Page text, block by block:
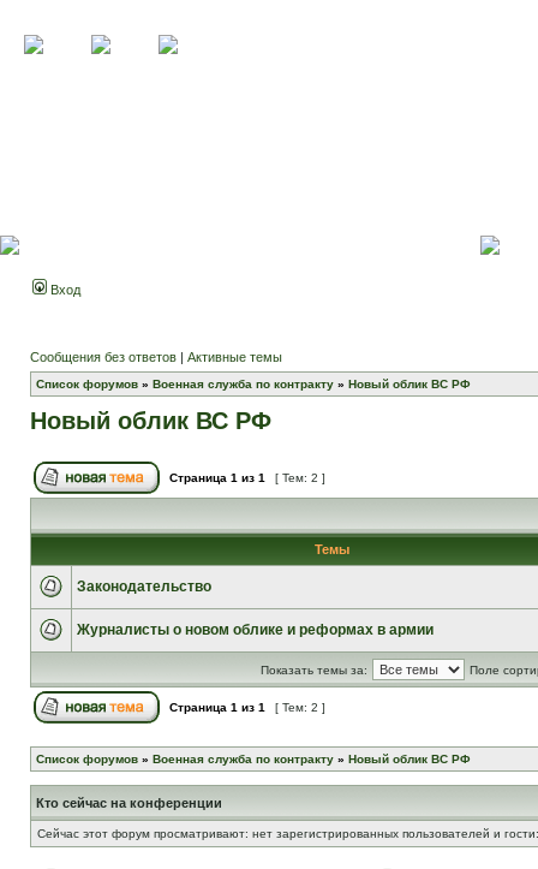
Вход
Сообщения без ответов | Активные темы
Список форумов » Военная служба по контракту » Новый облик ВС РФ
Новый облик ВС РФ
Страница 1 из 1 [ Тем: 2 ]
Темы
Законодательство
Журналисты о новом облике и реформах в армии
Показать темы за: Поле
Страница 1 из 1 [ Тем: 2 ]
Список форумов » Военная служба по контракту » Новый облик ВС РФ
Кто сейчас на конференции
Сейчас этот форум просматривают: нет зарегистрированных пользователей и